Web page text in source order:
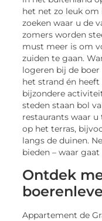
het net zo leuk om
zoeken waar u de
zomers worden
must meer is om
zuiden te gaan.
logeren bij de
het strand én
bijzondere
steden staan bol
restaurants waar
op het terras,
langs de duinen.
bieden – waar gaat
Ontdek
Appartement de